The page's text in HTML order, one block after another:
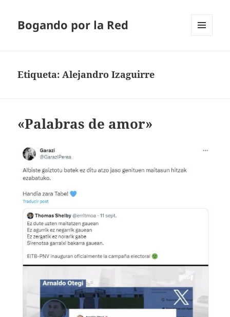
Bogando por la Red
Etiqueta:Alejandro Izaguirre
«Palabras de amor»